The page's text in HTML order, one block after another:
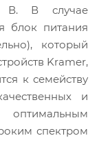
В. В случае
блок питания
который
Kramer,
к семейству
и
спектром